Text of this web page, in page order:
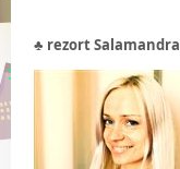
♣ rezort